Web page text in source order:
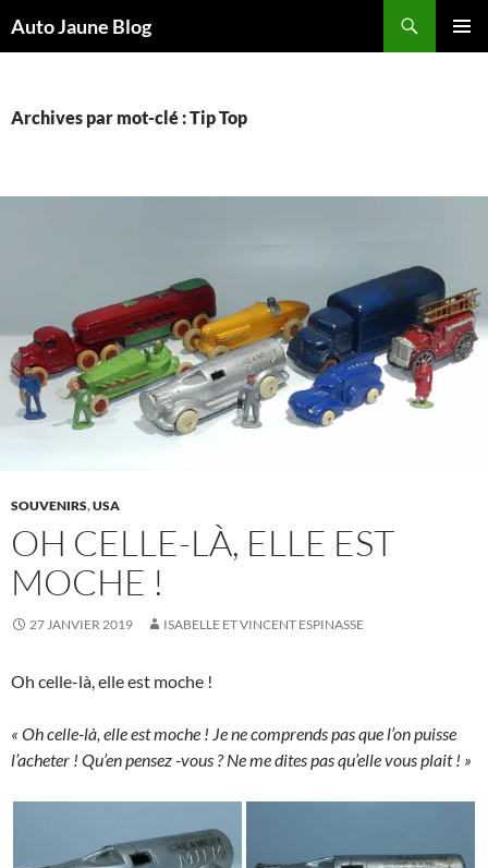
Auto Jaune Blog
Archives par mot-clé : Tip Top
SOUVENIRS,USA
OH CELLE-LÀ, ELLE EST
MOCHE !
27 JANVIER 2019 ISABELLE ET VINCENT ESPINASSE
Oh celle-là, elle est moche !
« Oh celle-là, elle est moche ! Je ne comprends pas que l’on puisse
l’acheter ! Qu’en pensez -vous ? Ne me dites pas qu’elle vous plait ! »